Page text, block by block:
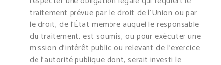
traitement prévue par le droit de l’Union ou par
le droit, de l’État membre auquel le responsable
du traitement, est soumis, ou pour exécuter une
mission d’intérêt public ou relevant de l’exercice
de l’autorité publique dont, serait investi le